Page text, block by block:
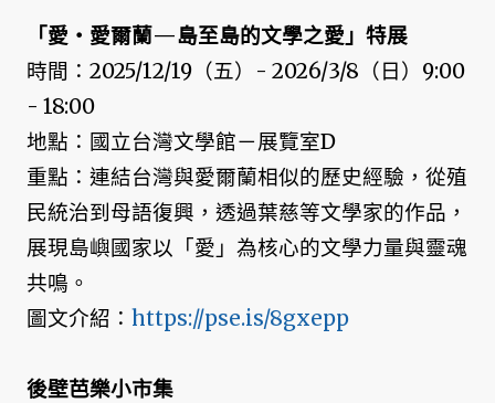
「愛‧愛爾蘭—島至島的文學之愛」特展
時間：2025/12/19（五）- 2026/3/8（日）9:00
- 18:00
地點：國立台灣文學館－展覽室D
重點：連結台灣與愛爾蘭相似的歷史經驗，從殖
民統治到母語復興，透過葉慈等文學家的作品，
展現島嶼國家以「愛」為核心的文學力量與靈魂
共鳴。
圖文介紹： https://pse.is/8gxepp
後壁芭樂小市集